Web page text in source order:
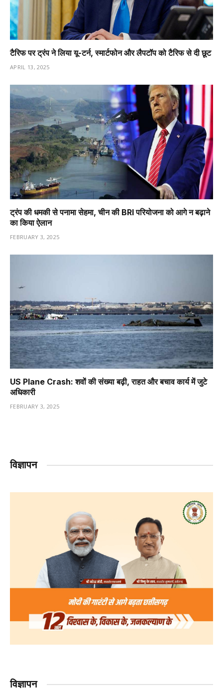
टैरिफ पर ट्रंप ने लिया यू-टर्न, स्मार्टफोन और लैपटॉप को टैरिफ से दी छूट
APRIL 13, 2025
ट्रंप की धमकी से पनामा सेहमा, चीन की BRI परियोजना को आगे न बढ़ाने
का किया ऐलान
FEBRUARY 3, 2025
US Plane Crash: शवों की संख्या बढ़ी, राहत और बचाव कार्य में जुटे
अधिकारी
FEBRUARY 3, 2025
विज्ञापन
विज्ञापन